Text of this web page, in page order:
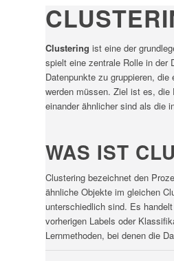
Clustering ist eine der
spielt eine zentrale Rolle in der
Datenpunkte zu gruppieren,
werden müssen. Ziel ist es, die
einander ähnlicher sind als die
WAS IST
Clustering bezeichnet den
ähnliche Objekte im gleichen
unterschiedlich sind. Es
vorherigen Labels oder
Lernmethoden, bei denen die